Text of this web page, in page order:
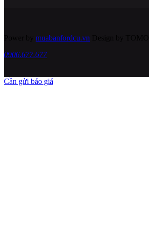
muabanfordcu.vn
0906.677.677
Cần gửi báo giá